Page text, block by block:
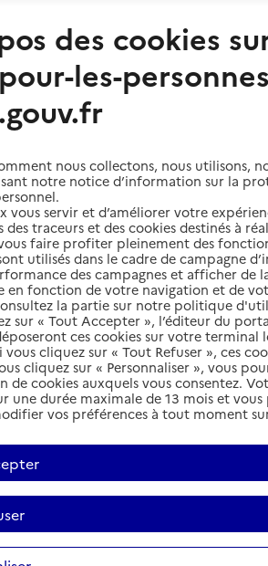
pour personnes âgées dépendantes
(85200) : liste
pour personnes
(EHPAD)
Ajouter cette recherche aux favoris
par:
Mode carte
des cookies
les-
nous collectons, nous utilisons,
notre notice d’information sur la
vous servir et d’améliorer votre
des traceurs et des cookies destinés à
faire profiter pleinement des
utilisés dans le cadre de campagne
des campagnes et afficher de
en fonction de votre navigation et de
la partie sur notre politique
sur « Tout Accepter », l’éditeur du
ces cookies sur votre terminal
vous cliquez sur « Tout Refuser », ces
cliquez sur « Personnaliser », vous
de cookies auxquels vous consentez.
une durée maximale de 13 mois et
vos préférences à tout moment